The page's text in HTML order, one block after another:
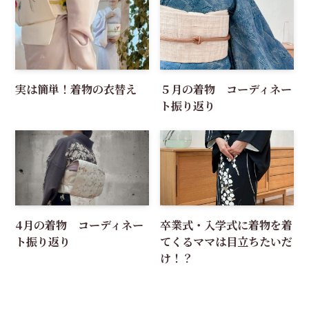
実は簡単！着物の衣替え
５月の着物 コーディネー
ト振り返り
4月の着物 コーディネー
ト振り返り
卒業式・入学式に着物を着
てくるママは目立ちたいだ
け！？